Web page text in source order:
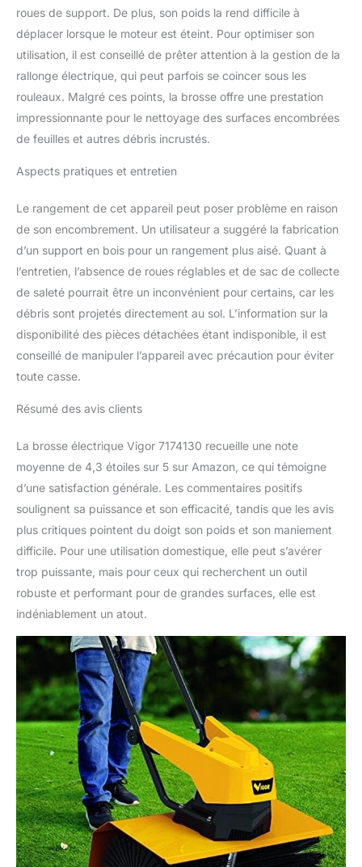
roues de support. De plus, son poids la rend difficile à
déplacer lorsque le moteur est éteint. Pour optimiser son
utilisation, il est conseillé de prêter attention à la gestion de la
rallonge électrique, qui peut parfois se coincer sous les
rouleaux. Malgré ces points, la brosse offre une prestation
impressionnante pour le nettoyage des surfaces encombrées
de feuilles et autres débris incrustés.
Aspects pratiques et entretien
Le rangement de cet appareil peut poser problème en raison
de son encombrement. Un utilisateur a suggéré la fabrication
d’un support en bois pour un rangement plus aisé. Quant à
l’entretien, l’absence de roues réglables et de sac de collecte
de saleté pourrait être un inconvénient pour certains, car les
débris sont projetés directement au sol. L’information sur la
disponibilité des pièces détachées étant indisponible, il est
conseillé de manipuler l’appareil avec précaution pour éviter
toute casse.
Résumé des avis clients
La brosse électrique Vigor 7174130 recueille une note
moyenne de 4,3 étoiles sur 5 sur Amazon, ce qui témoigne
d’une satisfaction générale. Les commentaires positifs
soulignent sa puissance et son efficacité, tandis que les avis
plus critiques pointent du doigt son poids et son maniement
difficile. Pour une utilisation domestique, elle peut s’avérer
trop puissante, mais pour ceux qui recherchent un outil
robuste et performant pour de grandes surfaces, elle est
indéniablement un atout.